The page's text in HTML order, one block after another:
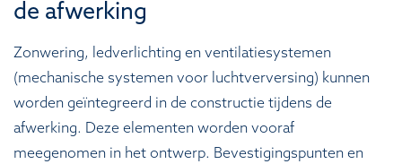
de afwerking
Zonwering, ledverlichting en ventilatiesystemen
(mechanische systemen voor luchtverversing) kunnen
worden geïntegreerd in de constructie tijdens de
afwerking. Deze elementen worden vooraf
meegenomen in het ontwerp. Bevestigingspunten en